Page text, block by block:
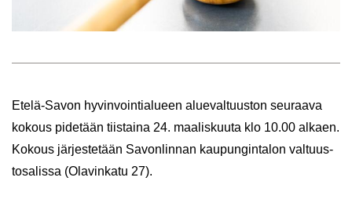
Etelä-​Savon hy­vin­voin­tia­lu­een alue­val­tuus­ton seu­raa­va
ko­kous pi­de­tään tiis­tai­na 24. maa­lis­kuu­ta klo 10.00 al­kaen.
Ko­kous jär­jes­te­tään Sa­von­lin­nan kau­pun­gin­ta­lon val­tuus­
to­sa­lis­sa (Ola­vin­ka­tu 27).